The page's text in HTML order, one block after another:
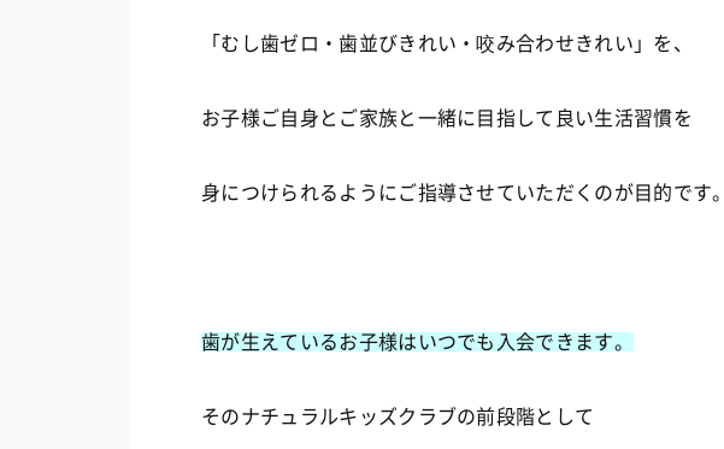
「むし歯ゼロ・歯並びきれい・咬み合わせきれい」を、
お子様ご自身とご家族と一緒に目指して良い生活習慣を
身につけられるようにご指導させていただくのが目的です。
歯が生えているお子様はいつでも入会できます。
そのナチュラルキッズクラブの前段階として